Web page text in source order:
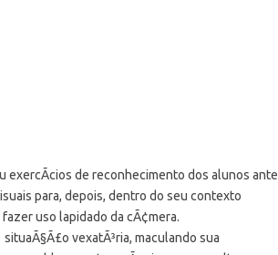
exercÃ­cios de reconhecimento dos alunos ante
para, depois, dentro do seu contexto
uso lapidado da cÃ¢mera.
vexatÃ³ria, maculando sua